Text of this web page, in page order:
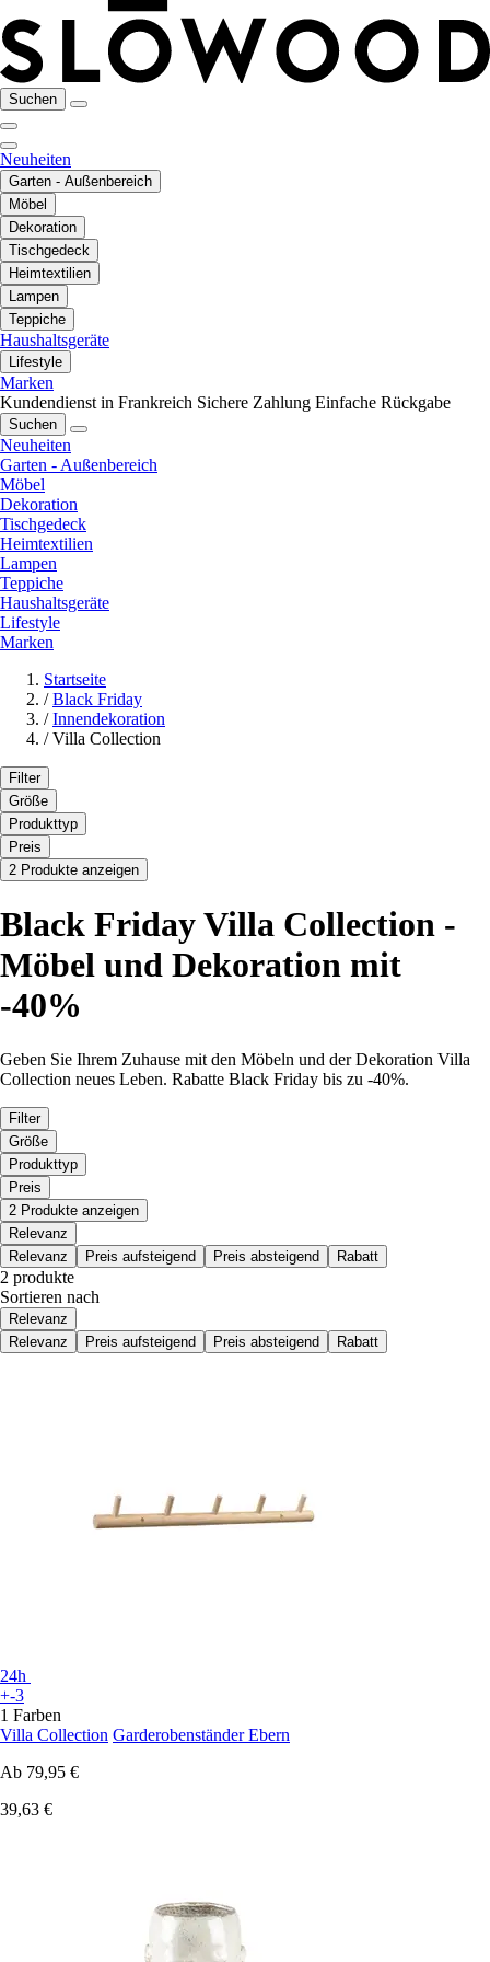
Suchen
Neuheiten
Garten - Außenbereich
Möbel
Dekoration
Tischgedeck
Heimtextilien
Lampen
Teppiche
Haushaltsgeräte
Lifestyle
Marken
Kundendienst in Frankreich Sichere Zahlung Einfache Rückgabe
Suchen
Neuheiten
Garten - Außenbereich
Möbel
Dekoration
Tischgedeck
Heimtextilien
Lampen
Teppiche
Haushaltsgeräte
Lifestyle
Marken
Startseite
/ Black Friday
/ Innendekoration
/ Villa Collection
Filter
Größe
Produkttyp
Preis
2 Produkte anzeigen
Black Friday Villa Collection -
Möbel und Dekoration mit
-40%
Geben Sie Ihrem Zuhause mit den Möbeln und der Dekoration Villa
Collection neues Leben. Rabatte Black Friday bis zu -40%.
Filter
Größe
Produkttyp
Preis
2 Produkte anzeigen
Relevanz
Relevanz
Preis aufsteigend Preis absteigend Rabatt
2 produkte
Sortieren nach
Relevanz
Relevanz
Preis aufsteigend Preis absteigend Rabatt
24h
+-3
1 Farben
Villa Collection Garderobenständer Ebern
Ab 79,95 €
39,63 €